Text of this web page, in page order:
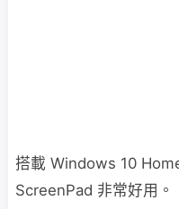
搭載 Windows 10
ScreenPad 非常好用。